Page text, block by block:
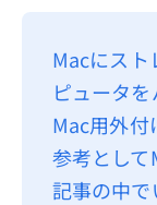
Dr.Buho
サポート
プライバ
利用規約
Macにスト
ピュータを
Mac用外付
参考として
記事の中で